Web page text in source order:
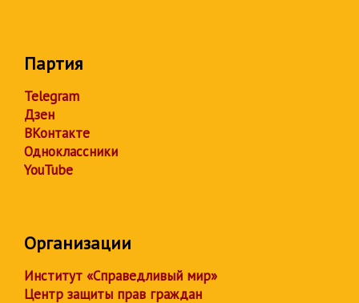
Партия
Telegram
Дзен
ВКонтакте
Одноклассники
YouTube
Организации
Институт «Справедливый мир»
Центр защиты прав граждан